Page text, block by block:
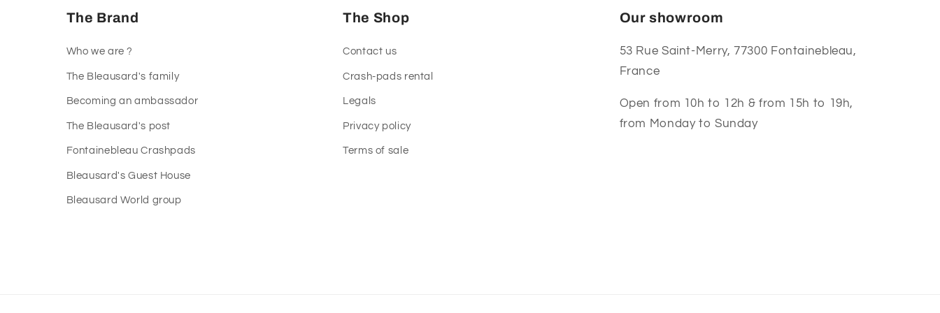
The Brand
Who we are ?
The Bleausard's family
Becoming an ambassador
The Bleausard's post
Fontainebleau Crashpads
Bleausard's Guest House
Bleausard World group
The Shop
Contact us
Crash-pads rental
Legals
Privacy policy
Terms of sale
Our showroom
53 Rue Saint-Merry, 77300 Fontainebleau,
France
Open from 10h to 12h & from 15h to 19h,
from Monday to Sunday